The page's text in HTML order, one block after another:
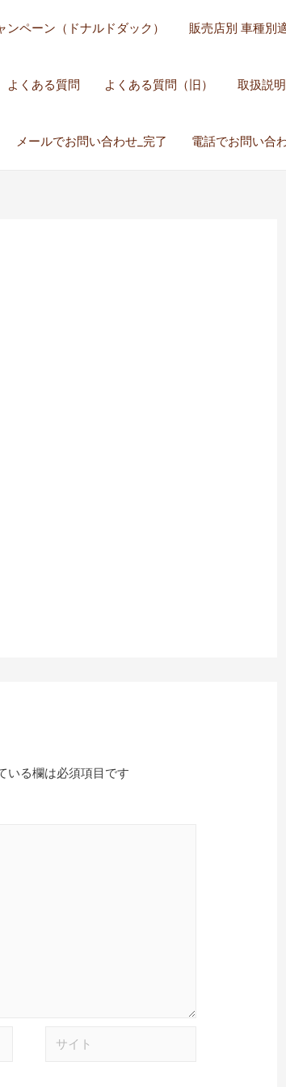
ペーン（ドナルドダック） 販売店別 車種別
よくある質問 よくある質問（旧） 取扱説
メールでお問い合わせ_完了 電話でお問い合
いる欄は必須項目です